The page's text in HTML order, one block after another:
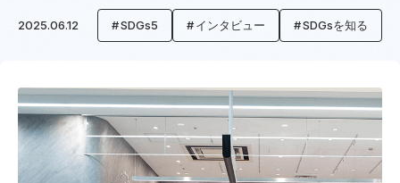
2025.06.12 SDGs5 インタビュー SDGsを知る